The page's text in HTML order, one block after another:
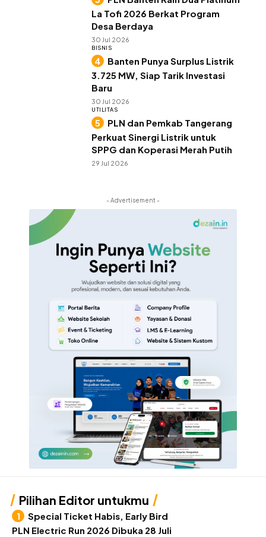
La Tofi 2026 Berkat Program
Desa Berdaya
30 Jul 2026
BISNIS
Banten Punya Surplus Listrik
3.725 MW, Siap Tarik Investasi
Baru
30 Jul 2026
UTILITAS
PLN dan Pemkab Tangerang
Perkuat Sinergi Listrik untuk
SPPG dan Koperasi Merah Putih
29 Jul 2026
- Advertisement -
Pilihan Editor untukmu
Special Ticket Habis, Early Bird
PLN Electric Run 2026 Dibuka 28 Juli